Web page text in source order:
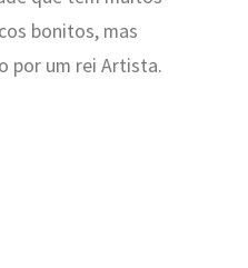
bonitos, mas
por um rei Artista.